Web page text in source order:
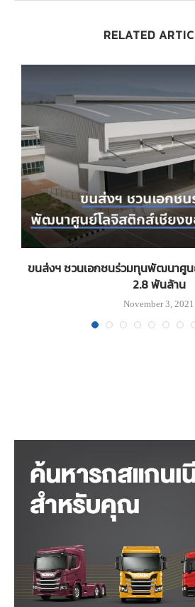
RELATED
ขนส่งฯ ชวนเอกชนร่วมทุนพัฒนาศู
2.8 พันล้าน
November 3, 2021